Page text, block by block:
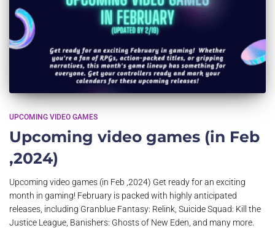
UPCOMING VIDEO GAMES
Upcoming video games (in Feb
,2024)
Upcoming video games (in Feb ,2024) Get ready for an exciting
month in gaming! February is packed with highly anticipated
releases, including Granblue Fantasy: Relink, Suicide Squad: Kill the
Justice League, Banishers: Ghosts of New Eden, and many more.